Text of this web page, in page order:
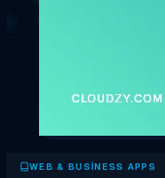
WEB & BUSINESS APPS